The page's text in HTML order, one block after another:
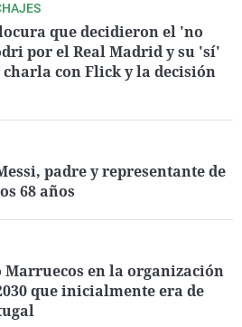
que decidieron el 'no
por el Real Madrid y su 'sí'
con Flick y la decisión
padre y representante de
68 años
Marruecos en la organización
que inicialmente era de